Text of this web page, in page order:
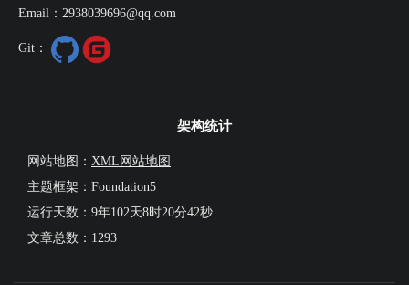
Email：2938039696@qq.com
Git：
架构统计
网站地图： XML网站地图
主题框架：Foundation5
运行天数： 9年102天8时20分43秒
文章总数：1293